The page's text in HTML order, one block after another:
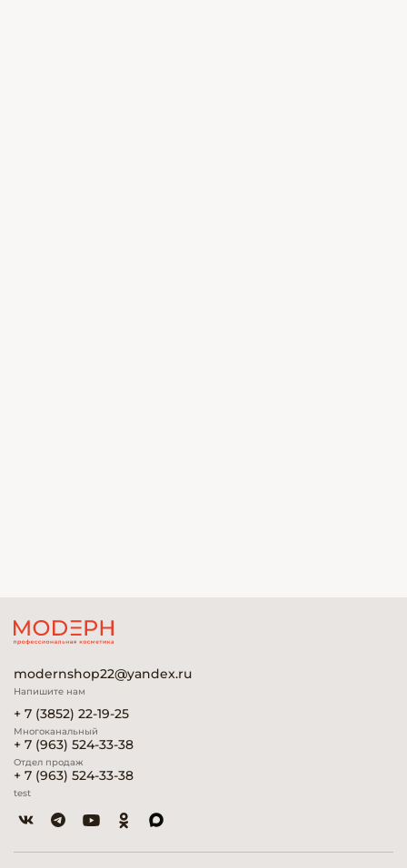
modernshop22@yandex.ru
Напишите нам
+ 7 (3852) 22-19-25
Многоканальный
+ 7 (963) 524-33-38
Отдел продаж
+ 7 (963) 524-33-38
test